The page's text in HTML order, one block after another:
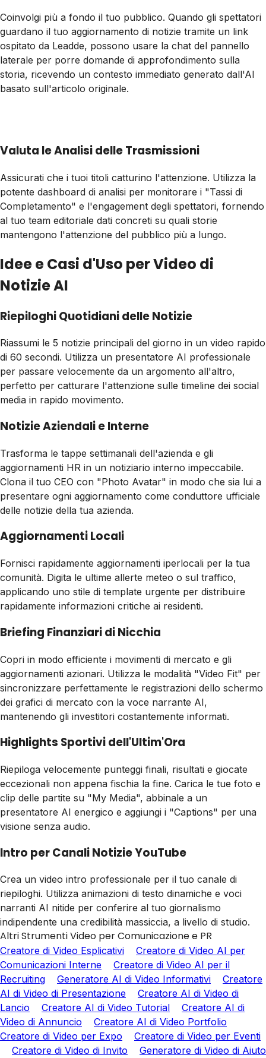
Coinvolgi più a fondo il tuo pubblico. Quando gli spettatori
guardano il tuo aggiornamento di notizie tramite un link
ospitato da Leadde, possono usare la chat del pannello
laterale per porre domande di approfondimento sulla
storia, ricevendo un contesto immediato generato dall'AI
basato sull'articolo originale.
Valuta le Analisi delle Trasmissioni
Assicurati che i tuoi titoli catturino l'attenzione. Utilizza la
potente dashboard di analisi per monitorare i "Tassi di
Completamento" e l'engagement degli spettatori, fornendo
al tuo team editoriale dati concreti su quali storie
mantengono l'attenzione del pubblico più a lungo.
Idee e Casi d'Uso per Video di
Notizie AI
Riepiloghi Quotidiani delle Notizie
Riassumi le 5 notizie principali del giorno in un video rapido
di 60 secondi. Utilizza un presentatore AI professionale
per passare velocemente da un argomento all'altro,
perfetto per catturare l'attenzione sulle timeline dei social
media in rapido movimento.
Notizie Aziendali e Interne
Trasforma le tappe settimanali dell'azienda e gli
aggiornamenti HR in un notiziario interno impeccabile.
Clona il tuo CEO con "Photo Avatar" in modo che sia lui a
presentare ogni aggiornamento come conduttore ufficiale
delle notizie della tua azienda.
Aggiornamenti Locali
Fornisci rapidamente aggiornamenti iperlocali per la tua
comunità. Digita le ultime allerte meteo o sul traffico,
applicando uno stile di template urgente per distribuire
rapidamente informazioni critiche ai residenti.
Briefing Finanziari di Nicchia
Copri in modo efficiente i movimenti di mercato e gli
aggiornamenti azionari. Utilizza le modalità "Video Fit" per
sincronizzare perfettamente le registrazioni dello schermo
dei grafici di mercato con la voce narrante AI,
mantenendo gli investitori costantemente informati.
Highlights Sportivi dell'Ultim'Ora
Riepiloga velocemente punteggi finali, risultati e giocate
eccezionali non appena fischia la fine. Carica le tue foto e
clip delle partite su "My Media", abbinale a un
presentatore AI energico e aggiungi i "Captions" per una
visione senza audio.
Intro per Canali Notizie YouTube
Crea un video intro professionale per il tuo canale di
riepiloghi. Utilizza animazioni di testo dinamiche e voci
narranti AI nitide per conferire al tuo giornalismo
indipendente una credibilità massiccia, a livello di studio.
Altri Strumenti Video per Comunicazione e PR
Creatore di Video Esplicativi
Creatore di Video AI per
Comunicazioni Interne
Creatore di Video AI per il
Recruiting
Generatore AI di Video Informativi
Creatore
AI di Video di Presentazione
Creatore AI di Video di
Lancio
Creatore AI di Video Tutorial
Creatore AI di
Video di Annuncio
Creatore AI di Video Portfolio
Creatore di Video per Expo
Creatore di Video per Eventi
Creatore di Video di Invito
Generatore di Video di Aiuto